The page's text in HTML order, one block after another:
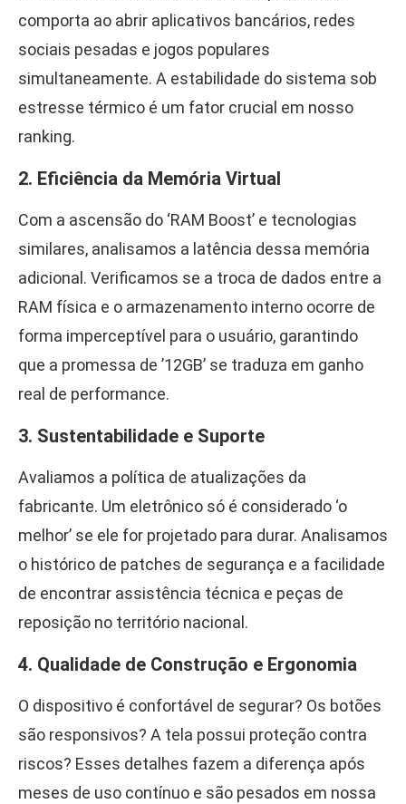
comporta ao abrir aplicativos bancários, redes
sociais pesadas e jogos populares
simultaneamente. A estabilidade do sistema sob
estresse térmico é um fator crucial em nosso
ranking.
2. Eficiência da Memória Virtual
Com a ascensão do ‘RAM Boost’ e tecnologias
similares, analisamos a latência dessa memória
adicional. Verificamos se a troca de dados entre a
RAM física e o armazenamento interno ocorre de
forma imperceptível para o usuário, garantindo
que a promessa de ’12GB’ se traduza em ganho
real de performance.
3. Sustentabilidade e Suporte
Avaliamos a política de atualizações da
fabricante. Um eletrônico só é considerado ‘o
melhor’ se ele for projetado para durar. Analisamos
o histórico de patches de segurança e a facilidade
de encontrar assistência técnica e peças de
reposição no território nacional.
4. Qualidade de Construção e Ergonomia
O dispositivo é confortável de segurar? Os botões
são responsivos? A tela possui proteção contra
riscos? Esses detalhes fazem a diferença após
meses de uso contínuo e são pesados em nossa